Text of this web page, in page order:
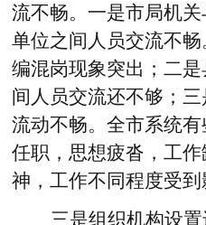
流不畅。 一是市局机
单位之间人员交流不
编混岗现象突出；二
间人员交流还不够；
流动不畅。全市系统
任职，思想疲沓，工
神，工作不同程度受到
三是组织机构设